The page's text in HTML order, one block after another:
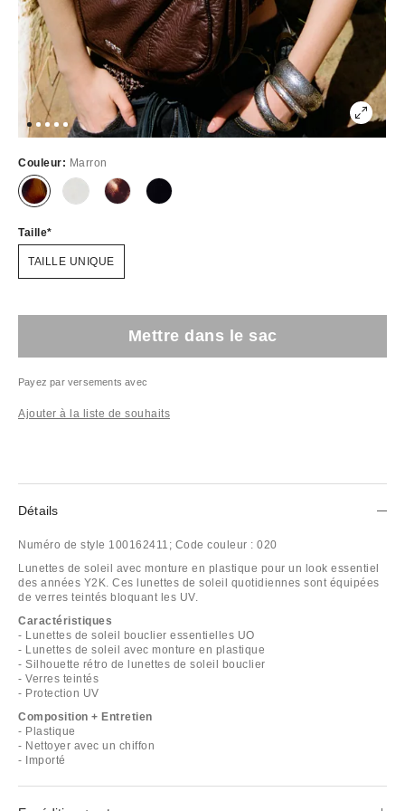
Couleur: Marron
Taille
TAILLE UNIQUE
Mettre dans le sac
Payez par versements avec
Ajouter à la liste de souhaits
Détails
Numéro de style 100162411; Code couleur : 020
Lunettes de soleil avec monture en plastique pour un look essentiel
des années Y2K. Ces lunettes de soleil quotidiennes sont équipées
de verres teintés bloquant les UV.
Caractéristiques
- Lunettes de soleil bouclier essentielles UO
- Lunettes de soleil avec monture en plastique
- Silhouette rétro de lunettes de soleil bouclier
- Verres teintés
- Protection UV
Composition + Entretien
- Plastique
- Nettoyer avec un chiffon
- Importé